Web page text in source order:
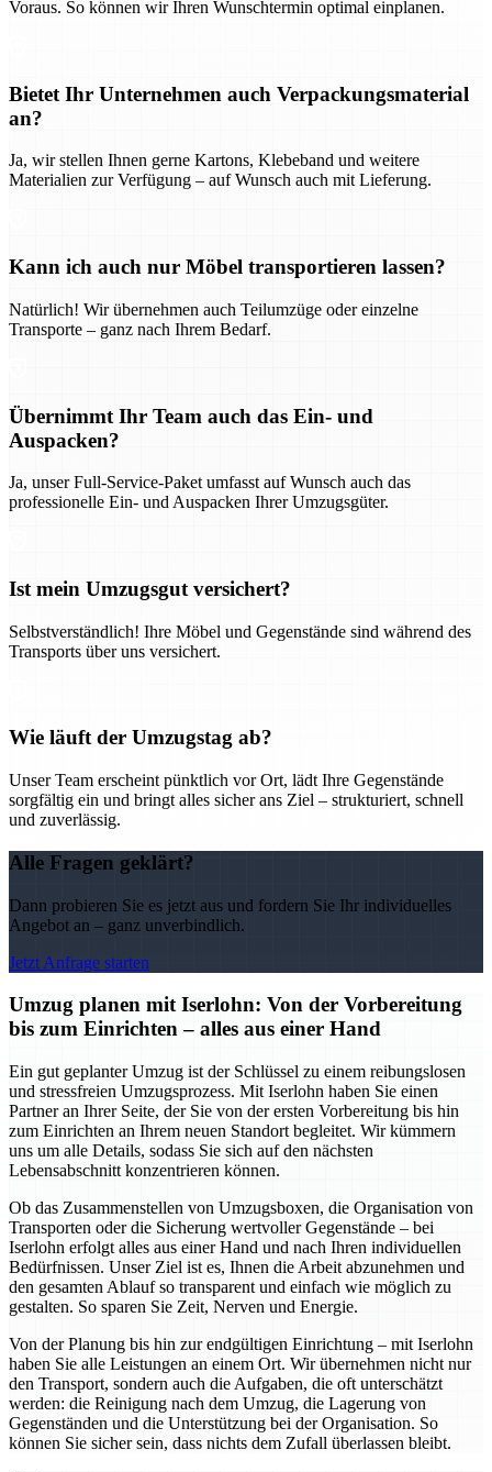
Voraus. So können wir Ihren Wunschtermin optimal einplanen.
Bietet Ihr Unternehmen auch Verpackungsmaterial
an?
Ja, wir stellen Ihnen gerne Kartons, Klebeband und weitere
Materialien zur Verfügung – auf Wunsch auch mit Lieferung.
Kann ich auch nur Möbel transportieren lassen?
Natürlich! Wir übernehmen auch Teilumzüge oder einzelne
Transporte – ganz nach Ihrem Bedarf.
Übernimmt Ihr Team auch das Ein- und
Auspacken?
Ja, unser Full-Service-Paket umfasst auf Wunsch auch das
professionelle Ein- und Auspacken Ihrer Umzugsgüter.
Ist mein Umzugsgut versichert?
Selbstverständlich! Ihre Möbel und Gegenstände sind während des
Transports über uns versichert.
Wie läuft der Umzugstag ab?
Unser Team erscheint pünktlich vor Ort, lädt Ihre Gegenstände
sorgfältig ein und bringt alles sicher ans Ziel – strukturiert, schnell
und zuverlässig.
Alle Fragen geklärt?
Dann probieren Sie es jetzt aus und fordern Sie Ihr individuelles
Angebot an – ganz unverbindlich.
Jetzt Anfrage starten
Umzug planen mit Iserlohn: Von der Vorbereitung
bis zum Einrichten – alles aus einer Hand
Ein gut geplanter Umzug ist der Schlüssel zu einem reibungslosen
und stressfreien Umzugsprozess. Mit Iserlohn haben Sie einen
Partner an Ihrer Seite, der Sie von der ersten Vorbereitung bis hin
zum Einrichten an Ihrem neuen Standort begleitet. Wir kümmern
uns um alle Details, sodass Sie sich auf den nächsten
Lebensabschnitt konzentrieren können.
Ob das Zusammenstellen von Umzugsboxen, die Organisation von
Transporten oder die Sicherung wertvoller Gegenstände – bei
Iserlohn erfolgt alles aus einer Hand und nach Ihren individuellen
Bedürfnissen. Unser Ziel ist es, Ihnen die Arbeit abzunehmen und
den gesamten Ablauf so transparent und einfach wie möglich zu
gestalten. So sparen Sie Zeit, Nerven und Energie.
Von der Planung bis hin zur endgültigen Einrichtung – mit Iserlohn
haben Sie alle Leistungen an einem Ort. Wir übernehmen nicht nur
den Transport, sondern auch die Aufgaben, die oft unterschätzt
werden: die Reinigung nach dem Umzug, die Lagerung von
Gegenständen und die Unterstützung bei der Organisation. So
können Sie sicher sein, dass nichts dem Zufall überlassen bleibt.